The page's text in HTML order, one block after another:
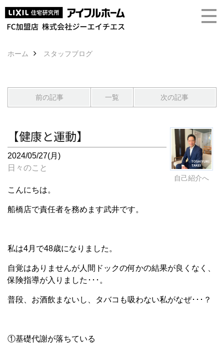
ホーム スタッフブログ
前の記事 一覧 次の記事
自己紹介へ
【健康と運動】
2024/05/27(月)
日々のこと
こんにちは。
船橋店で責任者を務めます武井です。
私は4月で48歳になりました。
自覚はありませんが人間ドックの何かの結果が良くなく、
保険指導が入りました･･･。
普段、お酒飲まないし、タバコも吸わない私がなぜ･･･？
①基礎代謝が落ちている